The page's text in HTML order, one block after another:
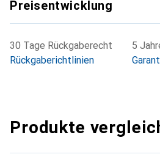
Preisentwicklung
30 Tage Rückgaberecht
Rückgaberichtlinien
5
Produkte